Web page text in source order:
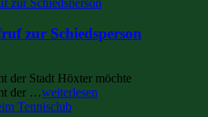
zur Schiedsperson
der Stadt Höxter möchte
der …weiterlesen